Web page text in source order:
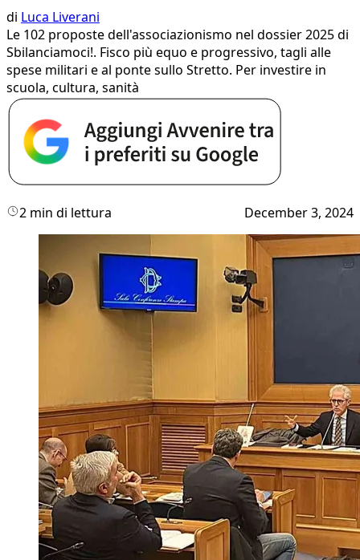
di Luca Liverani
Le 102 proposte dell'associazionismo nel dossier 2025 di
Sbilanciamoci!. Fisco più equo e progressivo, tagli alle
spese militari e al ponte sullo Stretto. Per investire in
scuola, cultura, sanità
2 min di lettura December 3, 2024